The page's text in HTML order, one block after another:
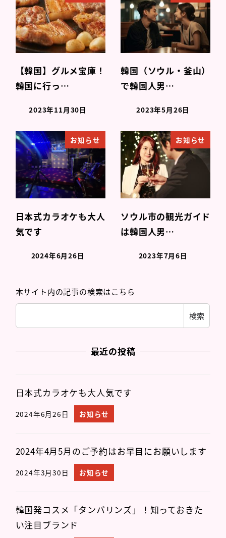
【韓国】グルメ宝庫！
韓国に行っ…
2023年11月30日
韓国（ソウル・釜山）
で韓国人男…
2023年5月26日
お知らせ
日本式カラオケも大人
気です
2024年6月26日
お知らせ
ソウル市の観光ガイド
は韓国人男…
2023年7月6日
本サイト内の記事の検索はこちら
検索
最近の投稿
日本式カラオケも大人気です
2024年6月26日 お知らせ
2024年4月5月のご予約はお早目にお願いします
2024年3月30日 お知らせ
韓国発コスメ「タンバリンズ」！知っておきた
い注目ブランド